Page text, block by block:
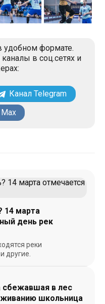
удобном формате.
в соц.сетях и
Канал Telegram
14 марта
день рек
реки
другие.
сбежавшая в лес
школьница